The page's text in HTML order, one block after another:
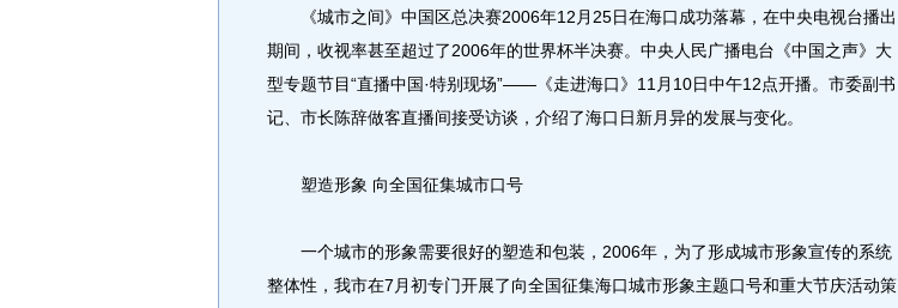
《城市之间》中国区总决赛2006年12月25日在海口成功落幕，在中央电视台播出
期间，收视率甚至超过了2006年的世界杯半决赛。中央人民广播电台《中国之声》大
型专题节目“直播中国·特别现场”——《走进海口》11月10日中午12点开播。市委副书
记、市长陈辞做客直播间接受访谈，介绍了海口日新月异的发展与变化。
塑造形象 向全国征集城市口号
一个城市的形象需要很好的塑造和包装，2006年，为了形成城市形象宣传的系统
整体性，我市在7月初专门开展了向全国征集海口城市形象主题口号和重大节庆活动策